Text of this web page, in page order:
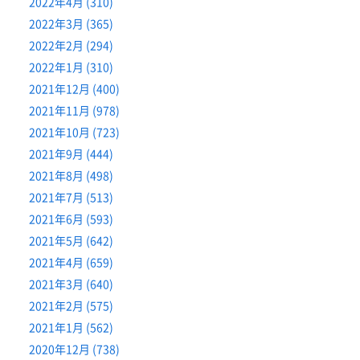
2022年3月 (365)
2022年2月 (294)
2022年1月 (310)
2021年12月 (400)
2021年11月 (978)
2021年10月 (723)
2021年9月 (444)
2021年8月 (498)
2021年7月 (513)
2021年6月 (593)
2021年5月 (642)
2021年4月 (659)
2021年3月 (640)
2021年2月 (575)
2021年1月 (562)
2020年12月 (738)